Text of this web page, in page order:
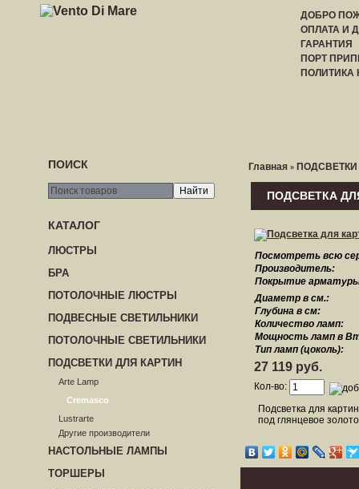
ДОБРО
ОПЛАТА И
ГАРАНТИЯ
ПОРТ
ПОИСК
КАТАЛОГ
ЛЮСТРЫ
БРА
ПОТОЛОЧНЫЕ ЛЮСТРЫ
ПОДВЕСНЫЕ СВЕТИЛЬНИКИ
ПОТОЛОЧНЫЕ СВЕТИЛЬНИКИ
ПОДСВЕТКИ ДЛЯ КАРТИН
Arte Lamp
Cremasco
Lustrarte
Другие производители
НАСТОЛЬНЫЕ ЛАМПЫ
ТОРШЕРЫ
Главная » ПОДСВЕТКИ
ПОДСВЕТКА ДЛЯ
Посмотреть всю
Производитель:
Покрытие
Диаметр в см.:
Глубина в см:
Количество ламп:
Мощность ламп в
Тип ламп (цоколь):
27 119 руб.
Кол-во:
Подсветка для
под глянцевое